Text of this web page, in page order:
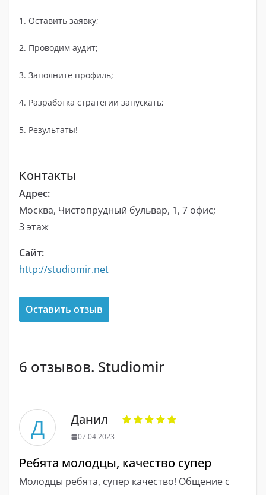
1. Оставить заявку;
2. Проводим аудит;
3. Заполните профиль;
4. Разработка стратегии запускать;
5. Результаты!
Контакты
Адрес:
Москва, Чистопрудный бульвар, 1, 7 офис;
3 этаж
Сайт:
http://studiomir.net
Оставить отзыв
6 отзывов. Studiomir
Д Данил
07.04.2023
Ребята молодцы, качество супер
Молодцы ребята, супер качество! Общение с